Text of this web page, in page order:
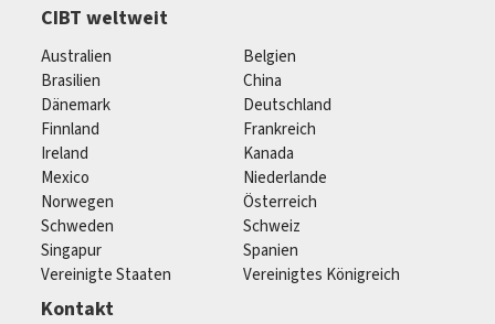
CIBT weltweit
Australien
Belgien
Brasilien
China
Dänemark
Deutschland
Finnland
Frankreich
Ireland
Kanada
Mexico
Niederlande
Norwegen
Österreich
Schweden
Schweiz
Singapur
Spanien
Vereinigte Staaten
Vereinigtes Königreich
Kontakt